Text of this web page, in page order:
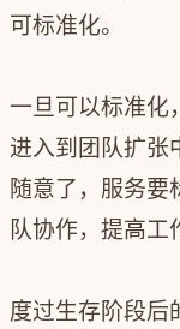
可标准化。
一旦可以标准化
进入到团队扩张
随意了，服务要
队协作，提高工
度过生存阶段后